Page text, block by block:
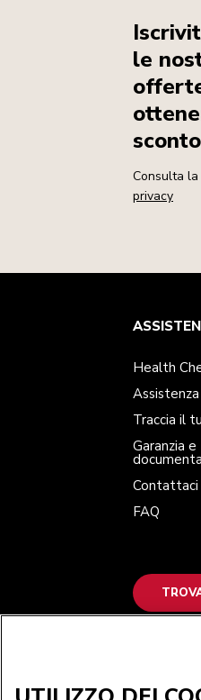
le
sconto
Consulta
privacy
Health Check
Assistenza
Contattaci
Termini e
Spedizione e
Per il
La nostra
Trova un
Health
Traccia il
Garanzia e
Contattaci
FAQ